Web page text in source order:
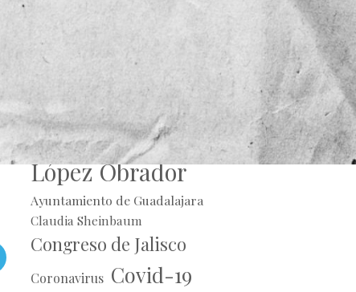
Alberto Uribe
Andrés Manuel
López Obrador
Ayuntamiento de Guadalajara
Claudia Sheinbaum
Congreso de Jalisco
Coronavirus Covid-19